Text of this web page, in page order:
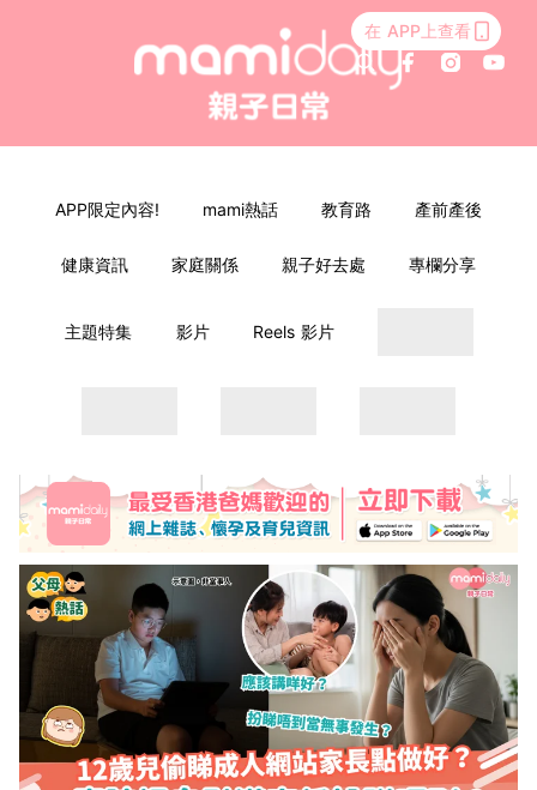
在 APP上查看
APP限定內容! mami熱話 教育路 產前產後
健康資訊 家庭關係 親子好去處 專欄分享
主題特集 影片 Reels 影片